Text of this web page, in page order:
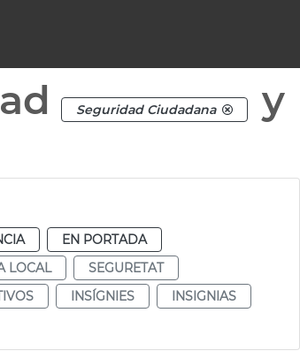
Seguridad Ciudadana
y
EN PORTADA
LOCAL
SEGURETAT
INSÍGNIES
INSIGNIAS